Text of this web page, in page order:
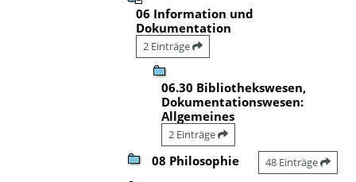
06 Information und
Dokumentation
2 Einträge
06.30 Bibliothekswesen,
Dokumentationswesen:
Allgemeines
2 Einträge
08 Philosophie 48 Einträge